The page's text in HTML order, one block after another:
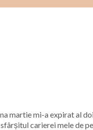
martie mi-a expirat al
carierei mele de